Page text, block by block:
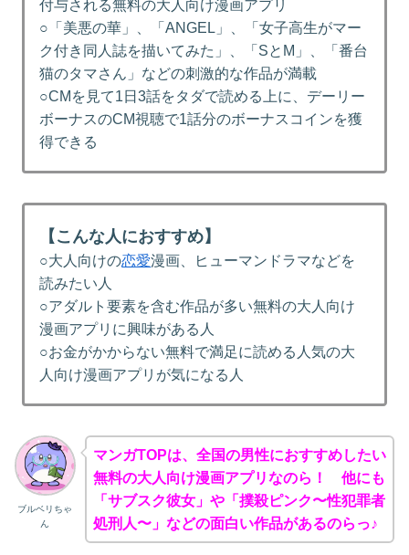
付与される無料の大人向け漫画アプリ
○「美悪の華」、「ANGEL」、「女子高生がマー
ク付き同人誌を描いてみた」、「SとM」、「番台
猫のタマさん」などの刺激的な作品が満載
○CMを見て1日3話をタダで読める上に、デーリー
ボーナスのCM視聴で1話分のボーナスコインを獲
得できる
【こんな人におすすめ】
○大人向けの恋愛漫画、ヒューマンドラマなどを
読みたい人
○アダルト要素を含む作品が多い無料の大人向け
漫画アプリに興味がある人
○お金がかからない無料で満足に読める人気の大
人向け漫画アプリが気になる人
ブルベリちゃ
ん
マンガTOPは、全国の男性におすすめしたい
無料の大人向け漫画アプリなのら！ 他にも
「サブスク彼女」や「撲殺ピンク〜性犯罪者
処刑人〜」などの面白い作品があるのらっ♪